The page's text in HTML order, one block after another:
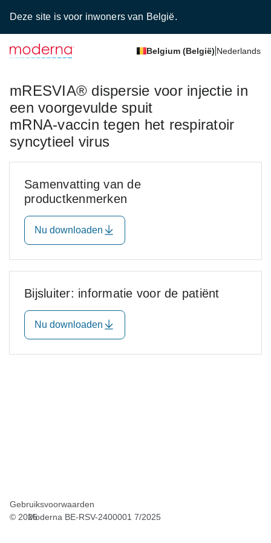
Deze site is voor inwoners van België.
Belgium (België) Nederlands
mRESVIA® dispersie voor injectie in
een voorgevulde spuit
mRNA-vaccin tegen het respiratoir
syncytieel virus
Samenvatting van de
productkenmerken
Nu downloaden
Bijsluiter: informatie voor de patiënt
Nu downloaden
Gebruiksvoorwaarden
© 2026Moderna BE-RSV-2400001 7/2025